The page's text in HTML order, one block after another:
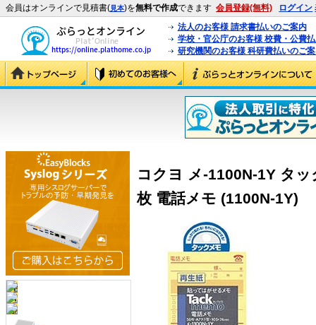
会員はオンラインで見積書(見本)を無料で作成できます 会員登録(無料) ログイン
法人のお客様 請求書払いのご案内
学校・官公庁のお客様 校費・公費
研究機関のお客様 科研費払いのご
コクヨ メ-1100N-1Y タ
枚 電話メモ (1100N-1Y)